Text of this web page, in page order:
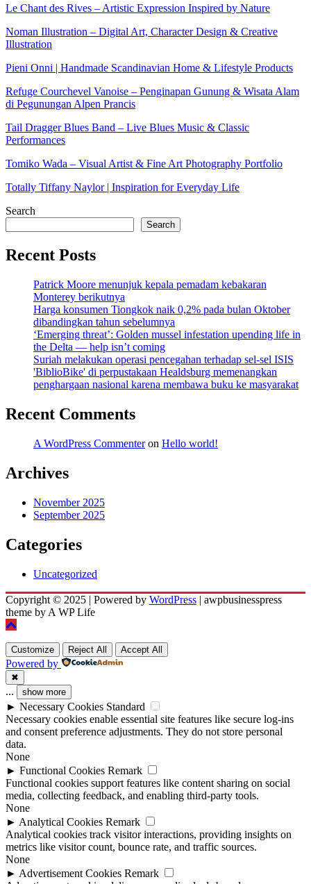
Le Chant des Rives – Artistic Expression Inspired by Nature
Noman Illustration – Digital Art, Character Design & Creative
Illustration
Pieni Onni | Handmade Scandinavian Home & Lifestyle Products
Refuge Courchevel Vanoise – Penginapan Gunung & Wisata Alam
di Pegunungan Alpen Prancis
Tail Dragger Blues Band – Live Blues Music & Classic
Performances
Tomiko Wada – Visual Artist & Fine Art Photography Portfolio
Totally Tiffany Naylor | Inspiration for Everyday Life
Search
Search
Recent Posts
Patrick Moore menunjuk kepala pemadam kebakaran
Monterey berikutnya
Harga konsumen Tiongkok naik 0,2% pada bulan Oktober
dibandingkan tahun sebelumnya
‘Emerging threat’: Golden mussel infestation upending life in
the Delta — help isn’t coming
Suriah melakukan operasi pencegahan terhadap sel-sel ISIS
'BiblioBike' di perpustakaan Healdsburg memenangkan
penghargaan nasional karena membawa buku ke masyarakat
Recent Comments
A WordPress Commenteron Hello world!
Archives
November 2025
September 2025
Categories
Uncategorized
Copyright © 2025 | Powered by WordPress | awpbusinesspress
theme by A WP Life
Customize Reject All Accept All
Powered by
✖
... show more
► Necessary Cookies Standard
Necessary cookies enable essential site features like secure log-ins
and consent preference adjustments. They do not store personal
data.
None
► Functional Cookies Remark
Functional cookies support features like content sharing on social
media, collecting feedback, and enabling third-party tools.
None
► Analytical Cookies Remark
Analytical cookies track visitor interactions, providing insights on
metrics like visitor count, bounce rate, and traffic sources.
None
► Advertisement Cookies Remark